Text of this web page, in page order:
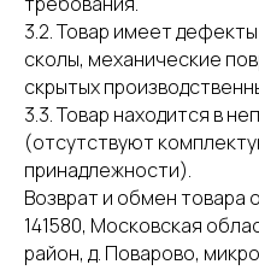
3.2. Товар имеет
сколы, механические
скрытых
3.3. Товар находится в
(отсутствуют
принадлежности).
Возврат и обмен товара
141580, Московская
район, д. Поварово,